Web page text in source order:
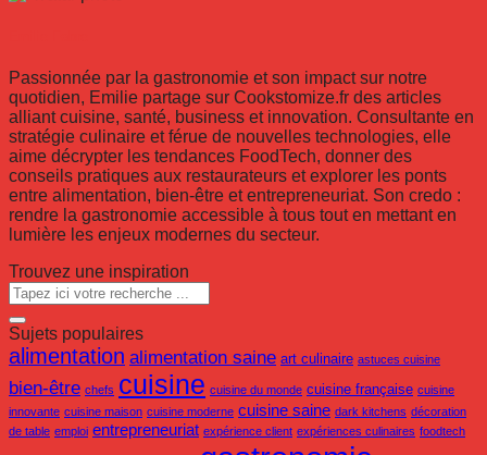
Passionnée par la gastronomie et son impact sur notre
quotidien, Emilie partage sur Cookstomize.fr des articles
alliant cuisine, santé, business et innovation. Consultante en
stratégie culinaire et férue de nouvelles technologies, elle
aime décrypter les tendances FoodTech, donner des
conseils pratiques aux restaurateurs et explorer les ponts
entre alimentation, bien-être et entrepreneuriat. Son credo :
rendre la gastronomie accessible à tous tout en mettant en
lumière les enjeux modernes du secteur.
Trouvez une inspiration
Sujets populaires
alimentation alimentation saine art culinaire astuces cuisine
bien-être chefs cuisine cuisine du monde cuisine française cuisine
innovante cuisine maison cuisine moderne cuisine saine dark kitchens décoration
de table emploi entrepreneuriat expérience client expériences culinaires foodtech